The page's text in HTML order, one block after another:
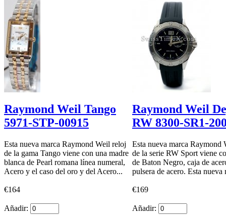
Raymond Weil Tango
5971-STP-00915
Esta nueva marca Raymond Weil reloj
de la gama Tango viene con una madre
blanca de Pearl romana línea numeral,
Acero y el caso del oro y del Acero...
€164
Añadir:
Raymond Weil
RW 8300-SR1-
Esta nueva marca Raymond
de la serie RW Sport viene
de Baton Negro, caja de
pulsera de acero. Esta nueva
€169
Añadir: